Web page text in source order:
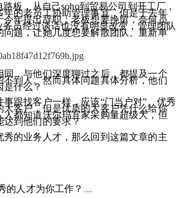
板，从自己soho到贸易公司到开工厂，
年的老员工协助管理事宜，但是于去年
今年提出辞职；老板想要挽留，奈何员
务员经过谈话也没有明显改变，管理团队
问题，让她几度想要解散团队、重新单
同，与他们深度聊过之后，都提及一个
不到人。然而具体问题具体分析，他们
什么？
跟找客户一样，应该“门当户对”。优秀
大客户，但是优质的大客户凭什么给你
人都知道沃尔玛宜家采购量超级大，但
达到他们的要求？
秀的业务人才，那么回到这篇文章的主
的人才为你工作？﹏